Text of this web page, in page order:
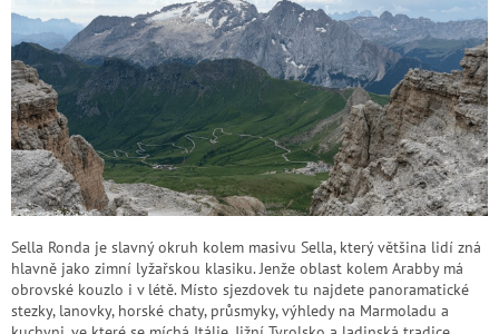
Sella Ronda je slavný okruh kolem masivu Sella, který většina lidí zná
hlavně jako zimní lyžařskou klasiku. Jenže oblast kolem Arabby má
obrovské kouzlo i v létě. Místo sjezdovek tu najdete panoramatické
stezky, lanovky, horské chaty, průsmyky, výhledy na Marmoladu a